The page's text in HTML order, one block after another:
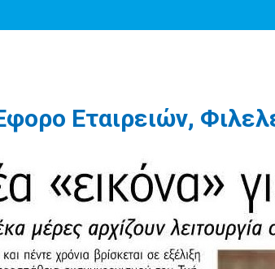
Εταιρειών,